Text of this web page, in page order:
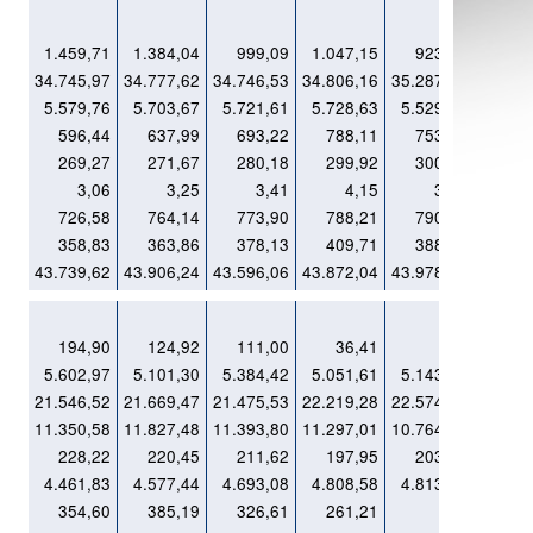
1.459,71 1.384,04 999,09 1.047,15
923,54
34.745,97 34.777,62 34.746,53 34.806,16
35.287,07
5.579,76 5.703,67 5.721,61 5.728,63
5.529,34
596,44 637,99 693,22 788,11
753,92
269,27 271,67 280,18 299,92
300,57
3,06 3,25 3,41 4,15
3,92
726,58 764,14 773,90 788,21
790,82
358,83 363,86 378,13 409,71
388,85
43.739,62 43.906,24 43.596,06 43.872,04 43.978,03
194,90 124,92 111,00 36,41
5.602,97 5.101,30 5.384,42 5.051,61
5.143,52
21.546,52 21.669,47 21.475,53 22.219,28
22.574,52
11.350,58 11.827,48 11.393,80 11.297,01
10.764,40
228,22 220,45 211,62 197,95
203,75
4.461,83 4.577,44 4.693,08 4.808,58
4.813,24
354,60 385,19 326,61 261,21